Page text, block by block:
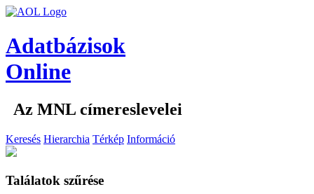
Adatbázisok
Online
Az MNL címereslevelei
Keresés Hierarchia Térkép Információ
Találatok szűrése